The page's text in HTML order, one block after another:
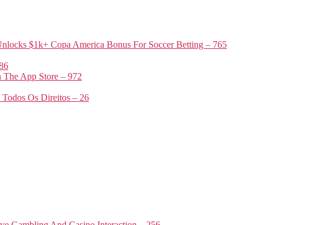
$1k+ Copa America Bonus For Soccer Betting – 765
The App Store – 972
Os Direitos – 26